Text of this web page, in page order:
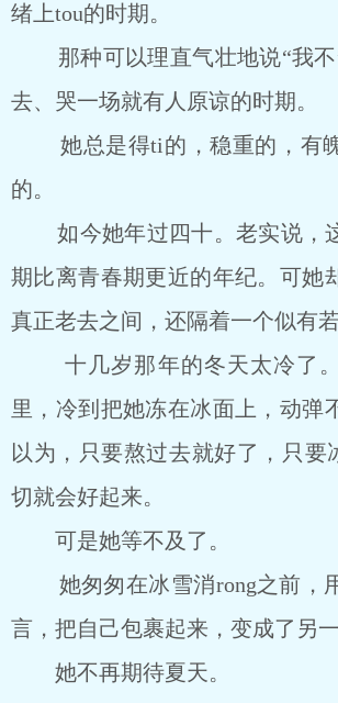
绪上tou的时期。
那种可以理直气壮地说“我不
去、哭一场就有人原谅的时期。
她总是得ti的，稳重的，有
的。
如今她年过四十。老实说，
期比离青春期更近的年纪。可她
真正老去之间，还隔着一个似有若
十几岁那年的冬天太冷了。
里，冷到把她冻在冰面上，动弹
以为，只要熬过去就好了，只要
切就会好起来。
可是她等不及了。
她匆匆在冰雪消rong之前，
言，把自己包裹起来，变成了另一
她不再期待夏天。